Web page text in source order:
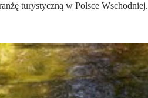
turystyczną w Polsce Wschodniej.